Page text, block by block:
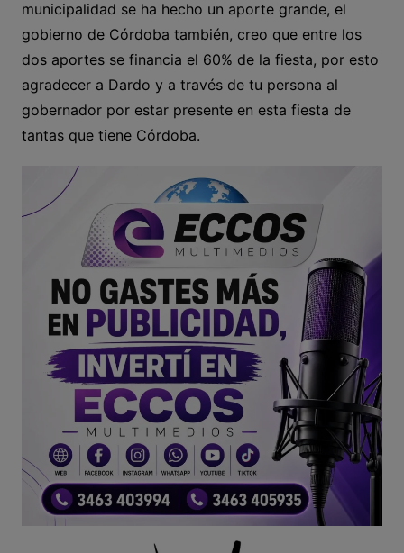
municipalidad se ha hecho un aporte grande, el
gobierno de Córdoba también, creo que entre los
dos aportes se financia el 60% de la fiesta, por esto
agradecer a Dardo y a través de tu persona al
gobernador por estar presente en esta fiesta de
tantas que tiene Córdoba.